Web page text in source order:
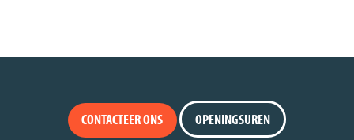
CONTACTEER ONS OPENINGSUREN